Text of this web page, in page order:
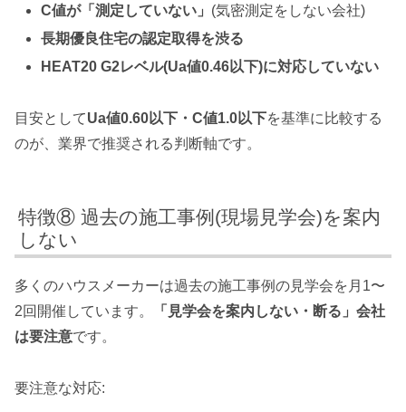
C値が「測定していない」 (気密測定をしない会社)
長期優良住宅の認定取得を渋る
HEAT20 G2レベル(Ua値0.46以下)に対応していない
目安としてUa値0.60以下・C値1.0以下を基準に比較する
のが、業界で推奨される判断軸です。
特徴⑧ 過去の施工事例(現場見学会)を案内
しない
多くのハウスメーカーは過去の施工事例の見学会を月1〜
2回開催しています。
「見学会を案内しない・断る」会社
は要注意です。
要注意な対応: